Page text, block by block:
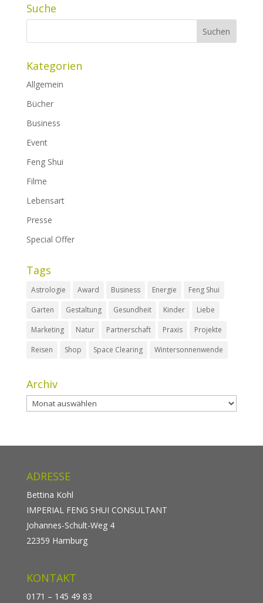
Suche
Kategorien
Allgemein
Bücher
Business
Event
Feng Shui
Filme
Lebensart
Presse
Special Offer
Tags
Astrologie Award Business Energie
Feng Shui
Garten
Gestaltung Gesundheit Kinder
Liebe
Marketing
Natur Partnerschaft Praxis
Projekte
Reisen
Shop Space Clearing Wintersonnenwende
Archiv
Archiv
ADRESSE
Bettina Kohl
IMPERIAL FENG SHUI CONSULTANT
Johannes-Schult-Weg 4
22359 Hamburg
KONTAKT
0171 – 145 49 83